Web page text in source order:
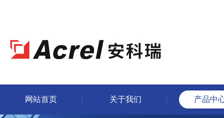
网站首页 关于我们 产品中